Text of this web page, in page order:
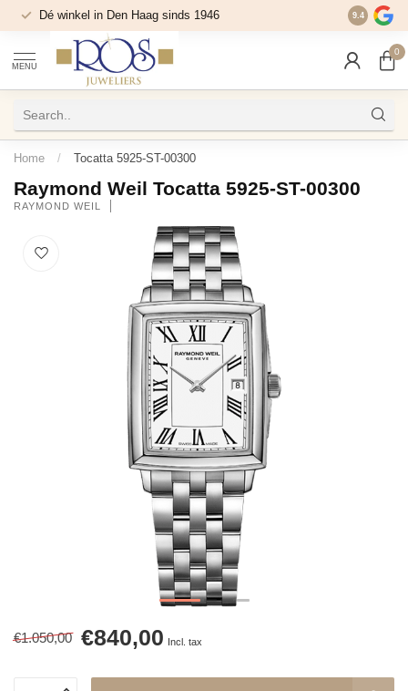
Dé winkel in Den Haag sinds 1946 9.4
MENU
0
Home / Tocatta 5925-ST-00300
Raymond Weil Tocatta 5925-ST-00300
RAYMOND WEIL
€1.050,00 €840,00 Incl. tax